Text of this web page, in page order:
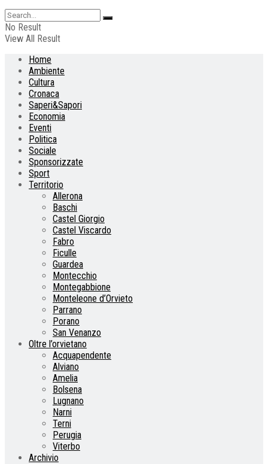
No Result
View All Result
Home
Ambiente
Cultura
Cronaca
Saperi&Sapori
Economia
Eventi
Politica
Sociale
Sponsorizzate
Sport
Territorio
Allerona
Baschi
Castel Giorgio
Castel Viscardo
Fabro
Ficulle
Guardea
Montecchio
Montegabbione
Monteleone d’Orvieto
Parrano
Porano
San Venanzo
Oltre l’orvietano
Acquapendente
Alviano
Amelia
Bolsena
Lugnano
Narni
Terni
Perugia
Viterbo
Archivio